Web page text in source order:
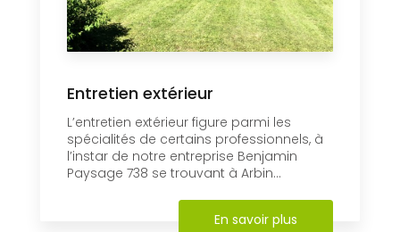
Entretien extérieur
L’entretien extérieur figure parmi les
spécialités de certains professionnels, à
l’instar de notre entreprise Benjamin
Paysage 738 se trouvant à Arbin...
En savoir plus